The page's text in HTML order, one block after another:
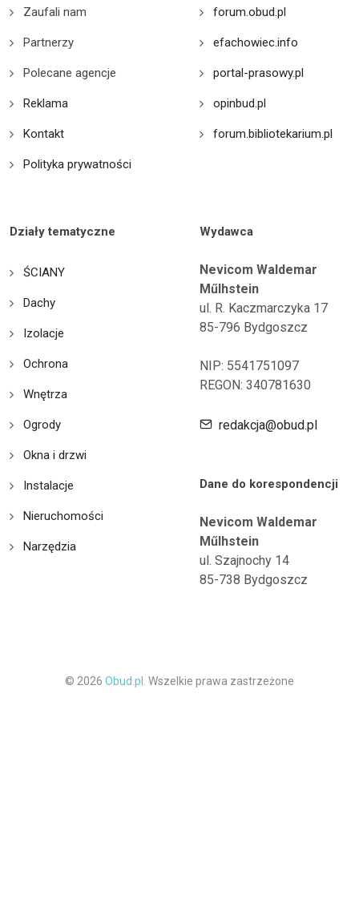
Zaufali nam
Partnerzy
Polecane agencje
Reklama
Kontakt
Polityka prywatności
forum.obud.pl
efachowiec.info
portal-prasowy.pl
opinbud.pl
forum.bibliotekarium.pl
Działy tematyczne
ŚCIANY
Dachy
Izolacje
Ochrona
Wnętrza
Ogrody
Okna i drzwi
Instalacje
Nieruchomości
Narzędzia
Wydawca
Nevicom Waldemar
Műlhstein
ul. R. Kaczmarczyka 17
85-796 Bydgoszcz
NIP: 5541751097
REGON: 340781630
redakcja@obud.pl
Dane do korespondencji
Nevicom Waldemar
Műlhstein
ul. Szajnochy 14
85-738 Bydgoszcz
© 2026 Obud.pl. Wszelkie prawa zastrzeżone